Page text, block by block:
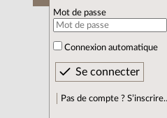
Mot de passe
Connexion automatique
Pas de compte ?